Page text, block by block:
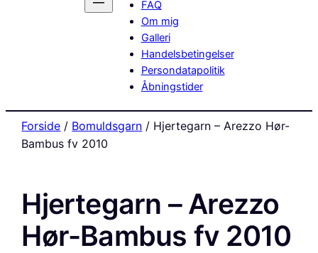
FAQ
Om mig
Galleri
Handelsbetingelser
Persondatapolitik
Åbningstider
Forside / Bomuldsgarn / Hjertegarn – Arezzo Hør-
Bambus fv 2010
Hjertegarn – Arezzo
Hør-Bambus fv 2010